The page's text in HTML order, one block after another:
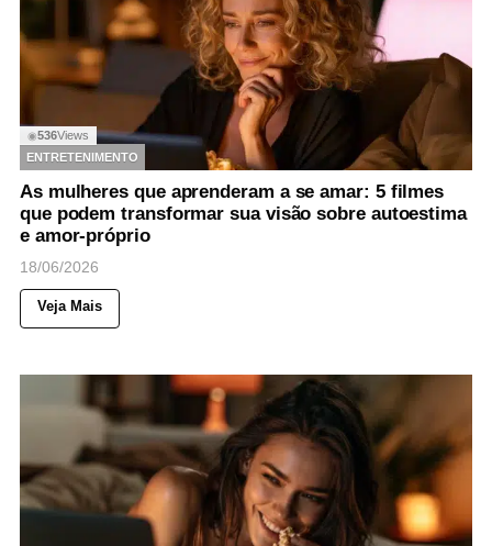
◉536Views
ENTRETENIMENTO
As mulheres que aprenderam a se amar: 5 filmes
que podem transformar sua visão sobre autoestima
e amor-próprio
18/06/2026
Veja Mais